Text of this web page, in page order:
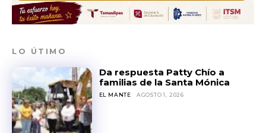
LO ÚTIMO
Da respuesta Patty Chío a
familias de la Santa Mónica
EL MANTE AGOSTO 1, 2026